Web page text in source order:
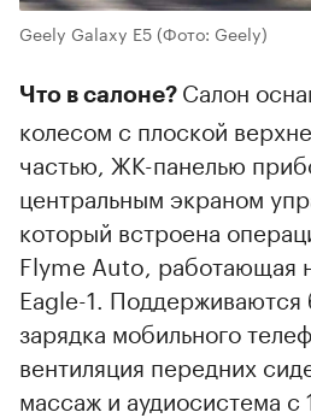
Geely Galaxy E5(Фото: Geely)
Что в салоне? Салон
колесом с плоской
частью, ЖК-панелью
центральным экраном
который встроена
Flyme Auto, работающая
Eagle-1. Поддерживаются
зарядка мобильного
вентиляция передних
массаж и аудиосистема с